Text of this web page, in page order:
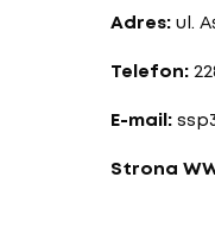
Adres: ul.
Telefon:
E-mail:
Strona